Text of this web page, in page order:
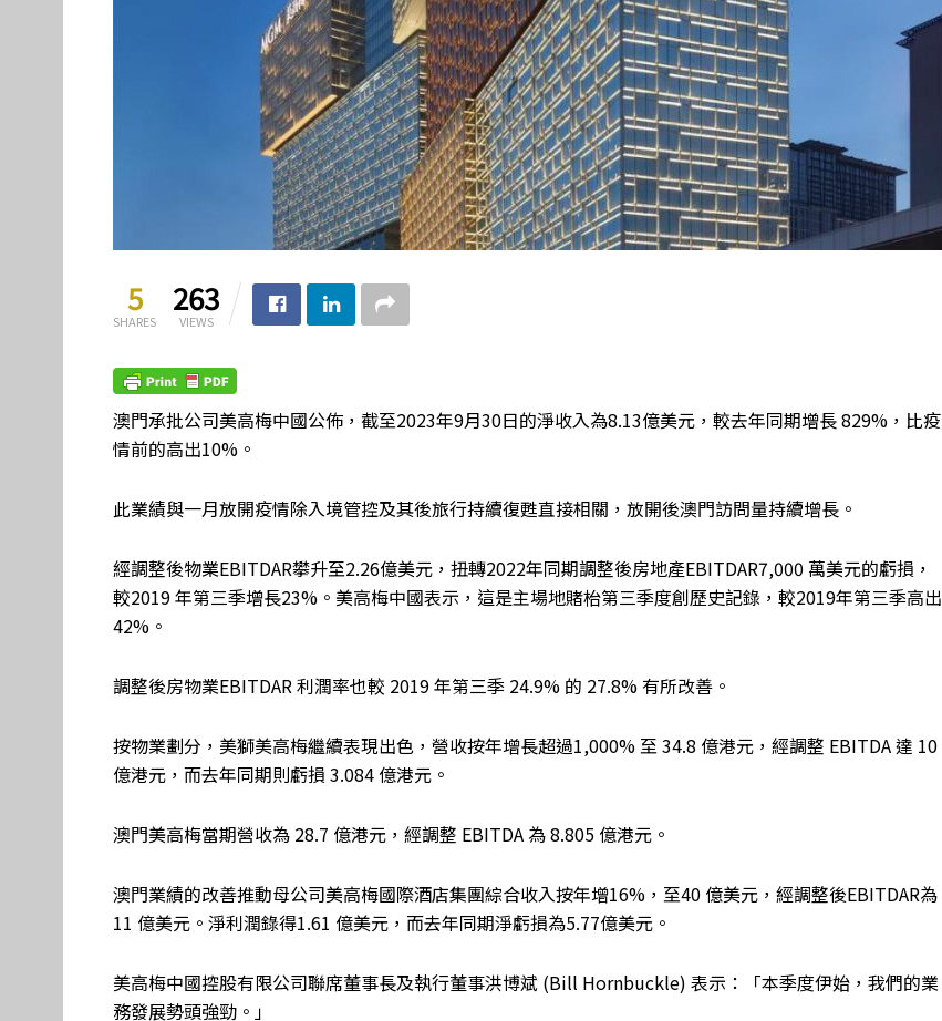
5
SHARES
263
VIEWS
澳門承批公司美高梅中國公佈，截至2023年9月30日的淨收入為8.13億美元，較去年同期增長 829%，比疫
情前的高出10%。
此業績與一月放開疫情除入境管控及其後旅行持續復甦直接相關，放開後澳門訪問量持續增長。
經調整後物業EBITDAR攀升至2.26億美元，扭轉2022年同期調整後房地產EBITDAR7,000 萬美元的虧損，
較2019 年第三季增長23%。美高梅中國表示，這是主場地賭枱第三季度創歷史記錄，較2019年第三季高出
42%。
調整後房物業EBITDAR 利潤率也較 2019 年第三季 24.9% 的 27.8% 有所改善。
按物業劃分，美獅美高梅繼續表現出色，營收按年增長超過1,000% 至 34.8 億港元，經調整 EBITDA 達 10
億港元，而去年同期則虧損 3.084 億港元。
澳門美高梅當期營收為 28.7 億港元，經調整 EBITDA 為 8.805 億港元。
澳門業績的改善推動母公司美高梅國際酒店集團綜合收入按年增16%，至40 億美元，經調整後EBITDAR為
11 億美元。淨利潤錄得1.61 億美元，而去年同期淨虧損為5.77億美元。
美高梅中國控股有限公司聯席董事長及執行董事洪博斌 (Bill Hornbuckle) 表示：「本季度伊始，我們的業
務發展勢頭強勁。」